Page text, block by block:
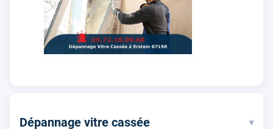
Dépannage vitre cassée ▾